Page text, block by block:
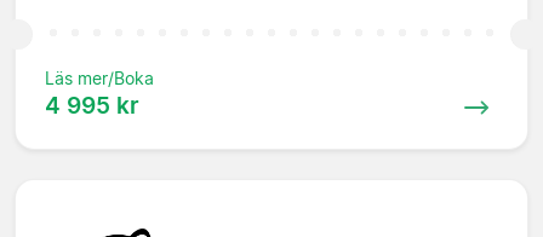
Läs mer/Boka
4 995 kr